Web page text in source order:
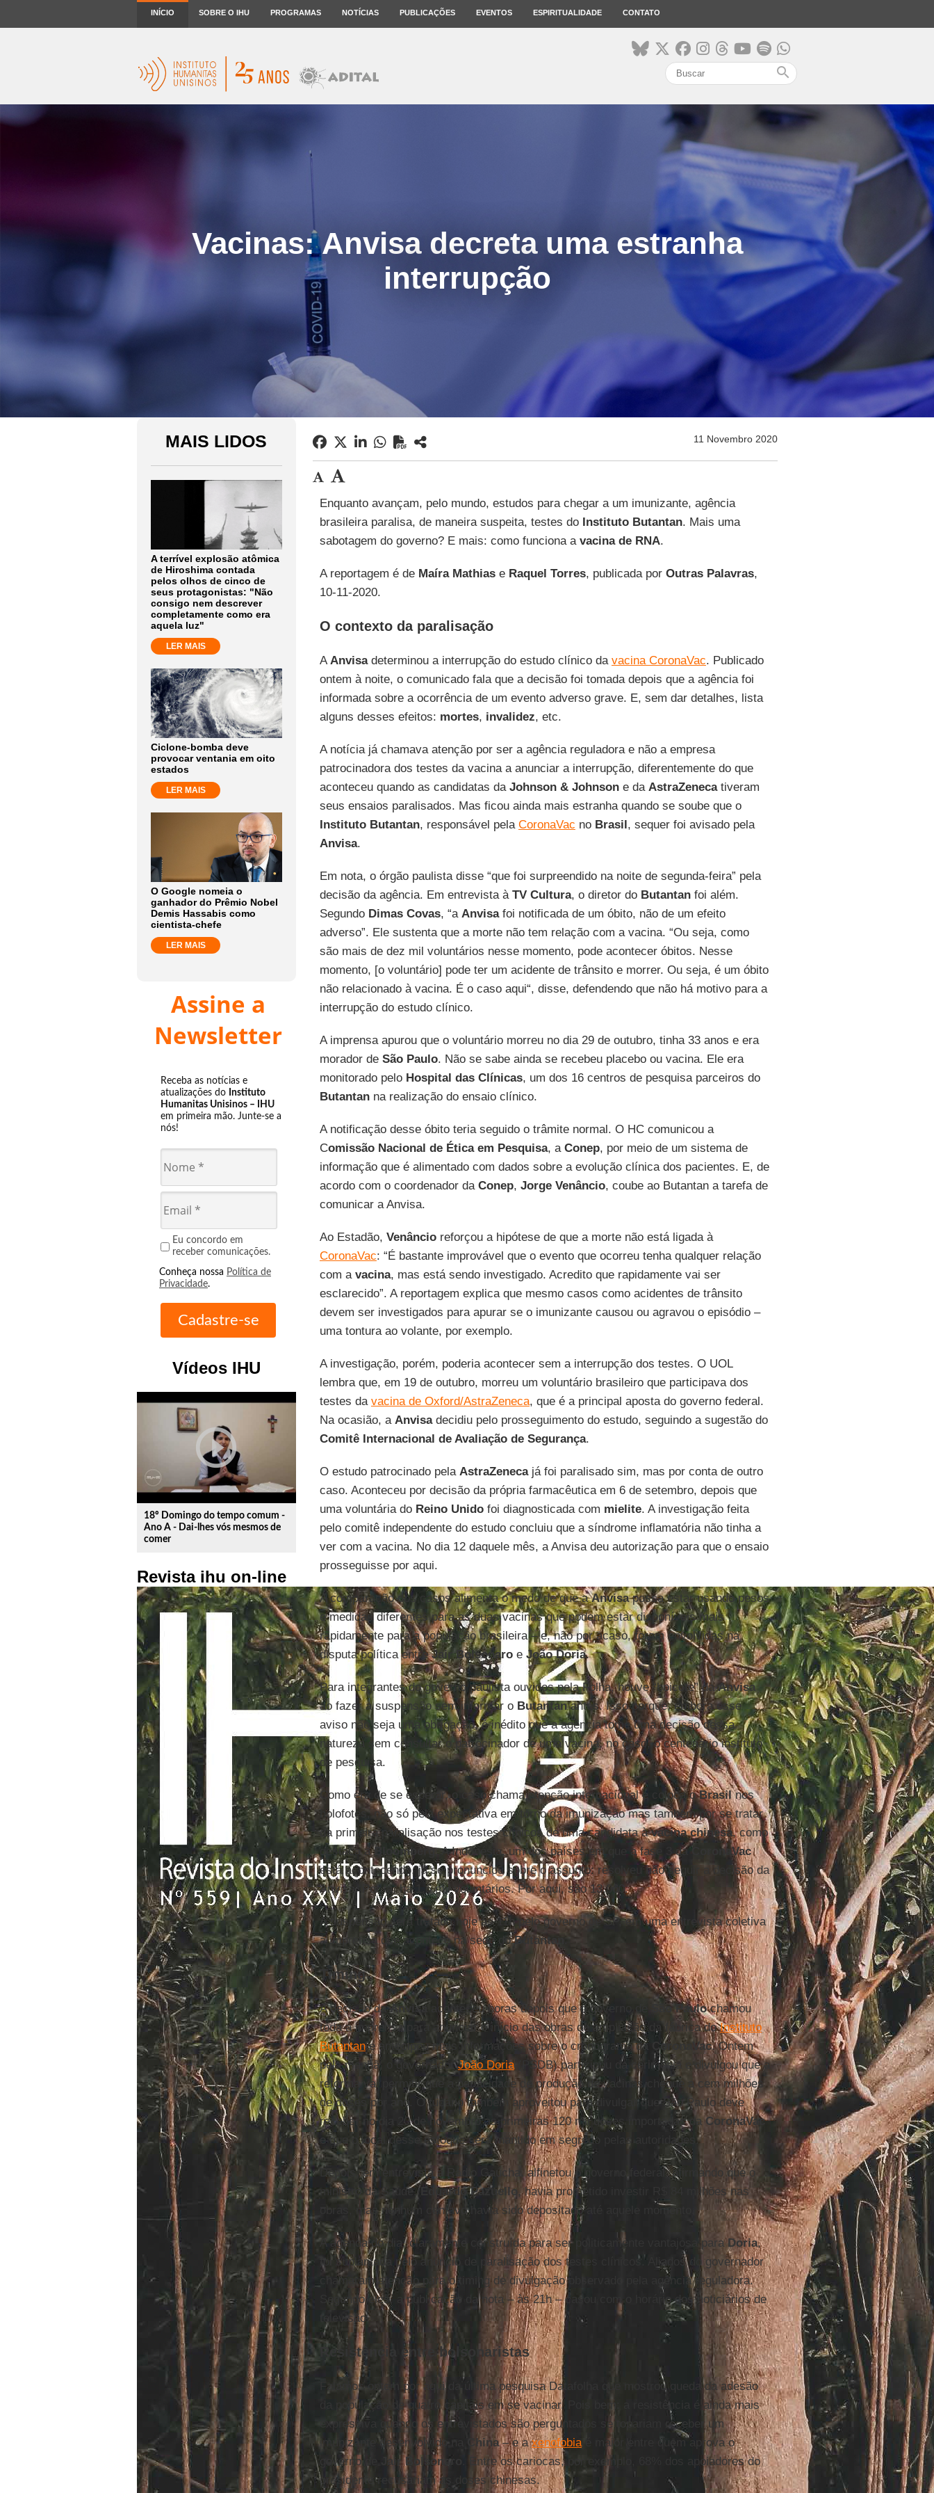
INÍCIO SOBRE O IHU PROGRAMAS NOTÍCIAS PUBLICAÇÕES EVENTOS ESPIRITUALIDADE CONTATO
search
Vacinas: Anvisa decreta uma estranha
interrupção
MAIS LIDOS
A terrível explosão atômica
de Hiroshima contada
pelos olhos de cinco de
seus protagonistas: "Não
consigo nem descrever
completamente como era
aquela luz"
LER MAIS
Ciclone-bomba deve
provocar ventania em oito
estados
LER MAIS
O Google nomeia o
ganhador do Prêmio Nobel
Demis Hassabis como
cientista-chefe
LER MAIS
Assine a
Newsletter
Receba as notícias e
atualizações do Instituto
Humanitas Unisinos – IHU
em primeira mão. Junte-se a
nós!
Eu concordo em
receber comunicações.
Conheça nossa Política de
Privacidade.
Vídeos IHU
play_circle_outline
18º Domingo do tempo comum -
Ano A - Dai-lhes vós mesmos de
comer
Revista ihu on-line
11 Novembro 2020
Enquanto avançam, pelo mundo, estudos para chegar a um imunizante, agência
brasileira paralisa, de maneira suspeita, testes do Instituto Butantan. Mais uma
sabotagem do governo? E mais: como funciona avacina de RNA.
A reportagem é de Maíra Mathiase Raquel Torres, publicada por Outras Palavras,
10-11-2020.
O contexto da paralisação
AAnvisadeterminou a interrupção do estudo clínico da vacina CoronaVac. Publicado
ontem à noite, o comunicado fala que a decisão foi tomada depois que a agência foi
informada sobre a ocorrência de um evento adverso grave. E, sem dar detalhes, lista
alguns desses efeitos: mortes, invalidez, etc.
A notícia já chamava atenção por ser a agência reguladora e não a empresa
patrocinadora dos testes da vacina a anunciar a interrupção, diferentemente do que
aconteceu quando as candidatas da Johnson & Johnsone da AstraZenecativeram
seus ensaios paralisados. Mas ficou ainda mais estranha quando se soube que o
Instituto Butantan, responsável pela CoronaVac no Brasil, sequer foi avisado pela
Anvisa.
Em nota, o órgão paulista disse “que foi surpreendido na noite de segunda-feira” pela
decisão da agência. Em entrevista à TV Cultura, o diretor do Butantanfoi além.
Segundo Dimas Covas, “a Anvisafoi notificada de um óbito, não de um efeito
adverso”. Ele sustenta que a morte não tem relação com a vacina. “Ou seja, como
são mais de dez mil voluntários nesse momento, pode acontecer óbitos. Nesse
momento, [o voluntário] pode ter um acidente de trânsito e morrer. Ou seja, é um óbito
não relacionado à vacina. É o caso aqui“, disse, defendendo que não há motivo para a
interrupção do estudo clínico.
A imprensa apurou que o voluntário morreu no dia 29 de outubro, tinha 33 anos e era
morador de São Paulo. Não se sabe ainda se recebeu placebo ou vacina. Ele era
monitorado peloHospital das Clínicas, um dos 16 centros de pesquisa parceiros do
Butantanna realização do ensaio clínico.
A notificação desse óbito teria seguido o trâmite normal. O HC comunicou a
Comissão Nacional de Ética em Pesquisa, a Conep, por meio de um sistema de
informação que é alimentado com dados sobre a evolução clínica dos pacientes. E, de
acordo com o coordenador da Conep, Jorge Venâncio, coube ao Butantan a tarefa de
comunicar a Anvisa.
Ao Estadão, Venâncioreforçou a hipótese de que a morte não está ligada à
CoronaVac: “É bastante improvável que o evento que ocorreu tenha qualquer relação
com a vacina, mas está sendo investigado. Acredito que rapidamente vai ser
esclarecido”. A reportagem explica que mesmo casos como acidentes de trânsito
devem ser investigados para apurar se o imunizante causou ou agravou o episódio –
uma tontura ao volante, por exemplo.
A investigação, porém, poderia acontecer sem a interrupção dos testes. O UOL
lembra que, em 19 de outubro, morreu um voluntário brasileiro que participava dos
testes da vacina de Oxford/AstraZeneca, que é a principal aposta do governo federal.
Na ocasião, a Anvisadecidiu pelo prosseguimento do estudo, seguindo a sugestão do
Comitê Internacional de Avaliação de Segurança.
O estudo patrocinado pela AstraZenecajá foi paralisado sim, mas por conta de outro
caso. Aconteceu por decisão da própria farmacêutica em 6 de setembro, depois que
uma voluntária do Reino Unidofoi diagnosticada com mielite. A investigação feita
pelo comitê independente do estudo concluiu que a síndrome inflamatória não tinha a
ver com a vacina. No dia 12 daquele mês, a Anvisa deu autorização para que o ensaio
prosseguisse por aqui.
A comparação dos casos alimenta o medo de que aAnvisapossa estar usando pesos
e medidas diferentes para as duas vacinas que podem estar disponíveis mais
rapidamente para a população brasileira – e, não por acaso, foram envolvidas na
disputa política entreJair Bolsonaro eJoão Doria.
Para integrantes do governo paulista ouvidos pela Folha, houve “boicote” daAnvisa
ao fazer a suspensão sem informar o Butantanantes. Isso porque, embora esse
aviso não seja uma obrigação, é inédito que a agência tome uma decisão dessa
natureza sem consultar o patrocinador de uma vacina, no caso, o centenário instituto
de pesquisa.
Como era de se esperar, o caso chama atenção internacional e coloca oBrasilnos
holofotes, não só pela expectativa em torno da imunização mas também por se tratar
da primeira paralisação nos testes clínicos de uma candidata àvacina chinesa, como
destaca aBloomberg. A Indonésia, um dos países em que a fase 3 da CoronaVac
está acontecendo, já se pronunciou sobre o assunto: resolveu não seguir a decisão da
Anvisa. Por lá, há 1,6 mil voluntários. Por aqui, são 13.060.
A suspensão será tratada hoje às 11h pelo governo de SP, em uma entrevista coletiva
à imprensa que acontece na sede doButantan
Timing
A decisão daAnvisa aconteceu horas depois que o governo de São Paulochamou
toda a imprensa para anunciar o início das obras de ampliação da fábrica doInstituto
Butantane antecipou mais informações sobre o cronograma da CoronaVac. Ontem
pela manhã, o governadorJoão Doria(PSDB) participou da cerimônia e divulgou que a
reforma vai permitir que a capacidade de produção de vacinas chegue a cem milhões
de doses por ano. O tucano também aproveitou para divulgar que São Paulo deve
receber no dia 20 de novembro as primeiras 120 mil doses importadas da CoronaVac
e que o local desse estoque será mantido em segredo pelas autoridades.
Depois, em entrevista à Rádio Gaúcha, alfinetou o governo federal, afirmando que o
ministro da Saúde,Eduardo Pazuello, havia prometido investir R$ 84 milhões nas
obras, mas nenhum centavo havia sido depositado até aquele momento.
A agenda do dia, claramente construída para ser politicamente vantajosa paraDoria,
foi suplantada pelo anúncio de paralisação dos testes clínicos. Aliados do governador
chamaram atenção para o timing de divulgação observado pela agência reguladora.
Segundo eles, a publicação da nota – às 21h – casou com o horário dos noticiários de
televisão.
Resistência entre bolsonaristas
Falamos ontem por aqui da última pesquisa Datafolha que mostrou queda da adesão
da população de quatro capitais em se vacinar. Pois bem: a resistência é ainda mais
expressiva quando os entrevistados são perguntados se topariam receber um
imunizante desenvolvido na
China– e axenofobiaé maior entre quem aprova o
governo de
Jair Bolsonaro
. Entre os cariocas, por exemplo, 68% dos apoiadores do
presidente recusariam as doses chinesas.